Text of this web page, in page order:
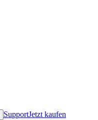
SupportJetzt kaufen